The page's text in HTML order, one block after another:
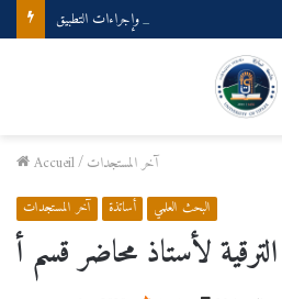
الصناعي حدود التلاقي وإجراءات التطبيق
Accueil/آخر المستجدات
آخر المستجدات أساتذة البحث العلمي
لأستاذ محاضر قسم أ